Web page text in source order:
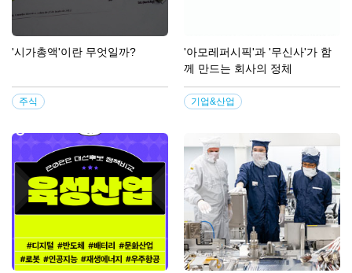
'시가총액'이란 무엇일까?
주식
'아모레퍼시픽'과 '무신사'가 함
께 만드는 회사의 정체
기업&산업